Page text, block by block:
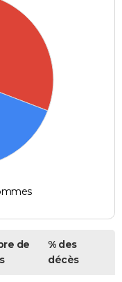
de
% des
décès